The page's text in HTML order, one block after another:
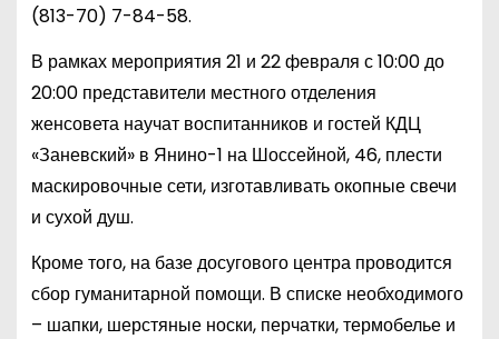
(813-70) 7-84-58.
В рамках мероприятия 21 и 22 февраля с 10:00 до
20:00 представители местного отделения
женсовета научат воспитанников и гостей КДЦ
«Заневский» в Янино-1 на Шоссейной, 46, плести
маскировочные сети, изготавливать окопные свечи
и сухой душ.
Кроме того, на базе досугового центра проводится
сбор гуманитарной помощи. В списке необходимого
– шапки, шерстяные носки, перчатки, термобелье и